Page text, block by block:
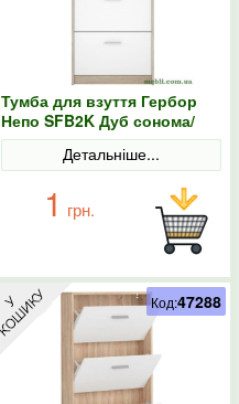
Тумба для взуття Гербор
Непо SFB2K Дуб сонома/
Німфея альба
Детальніше...
1 грн.
Код:47288